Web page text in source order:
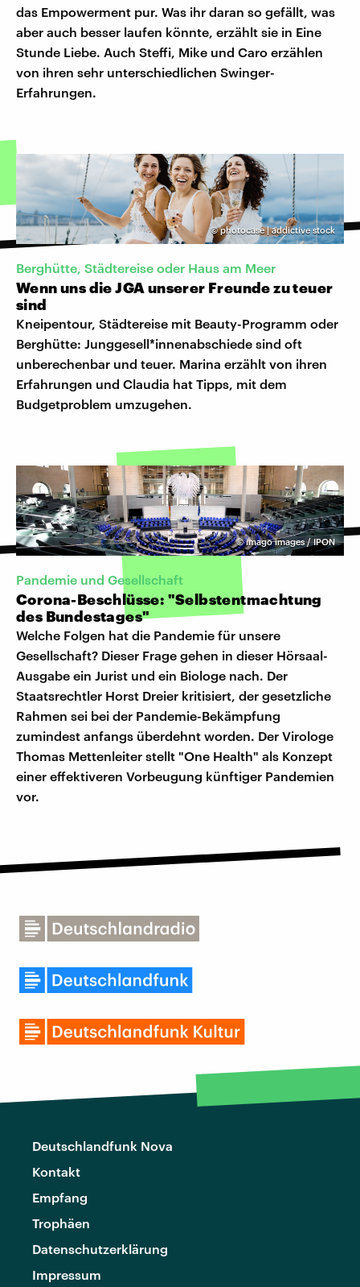
das Empowerment pur. Was ihr daran so gefällt, was
aber auch besser laufen könnte, erzählt sie in Eine
Stunde Liebe. Auch Steffi, Mike und Caro erzählen
von ihren sehr unterschiedlichen Swinger-
Erfahrungen.
©photocase | addictive stock
Berghütte, Städtereise oder Haus am Meer
Wenn uns die JGA unserer Freunde zu teuer
sind
Kneipentour, Städtereise mit Beauty-Programm oder
Berghütte: Junggesell*innenabschiede sind oft
unberechenbar und teuer. Marina erzählt von ihren
Erfahrungen und Claudia hat Tipps, mit dem
Budgetproblem umzugehen.
©imago images / IPON
Pandemie und Gesellschaft
Corona-Beschlüsse: "Selbstentmachtung
des Bundestages"
Welche Folgen hat die Pandemie für unsere
Gesellschaft? Dieser Frage gehen in dieser Hörsaal-
Ausgabe ein Jurist und ein Biologe nach. Der
Staatsrechtler Horst Dreier kritisiert, der gesetzliche
Rahmen sei bei der Pandemie-Bekämpfung
zumindest anfangs überdehnt worden. Der Virologe
Thomas Mettenleiter stellt "One Health" als Konzept
einer effektiveren Vorbeugung künftiger Pandemien
vor.
Deutschlandfunk Nova
Kontakt
Empfang
Trophäen
Datenschutzerklärung
Impressum